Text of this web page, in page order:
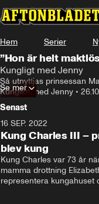
Hem Serier
”Hon är helt
Kungligt med Jenny
Så utnyttjas prinsessan
Kungligt med Jenny •
Se mer
Senast
16 SEP. 2022
Kung Charles III –
blev kung
Kung Charles var 73 år
mamma drottning
representera kungahuset